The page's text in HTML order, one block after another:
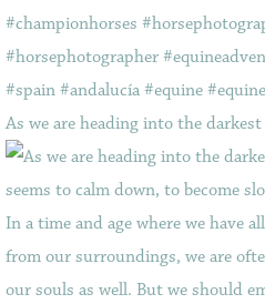
As we are heading into the